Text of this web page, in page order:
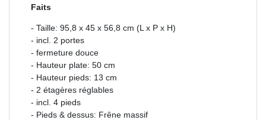
Faits
- Taille: 95,8 x 45 x 56,8 cm (L x P x H)
- incl. 2 portes
- fermeture douce
- Hauteur plate: 50 cm
- Hauteur pieds: 13 cm
- 2 étagères réglables
- incl. 4 pieds
- Pieds & dessus: Frêne massif